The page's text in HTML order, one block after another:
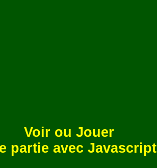
Voir ou Jouer
partie avec Javascript